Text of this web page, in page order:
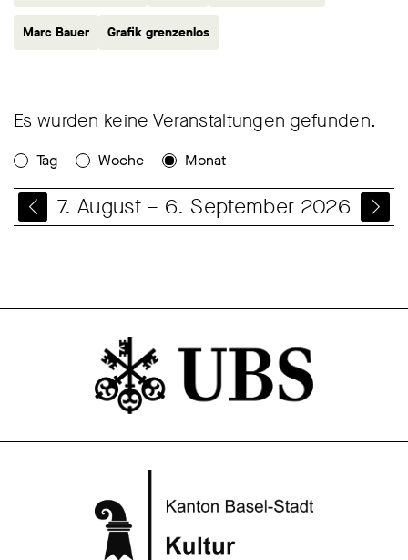
Marc Bauer Grafik grenzenlos
Es wurden keine Veranstaltungen gefunden.
Tag Woche Monat
7. August – 6. September 2026